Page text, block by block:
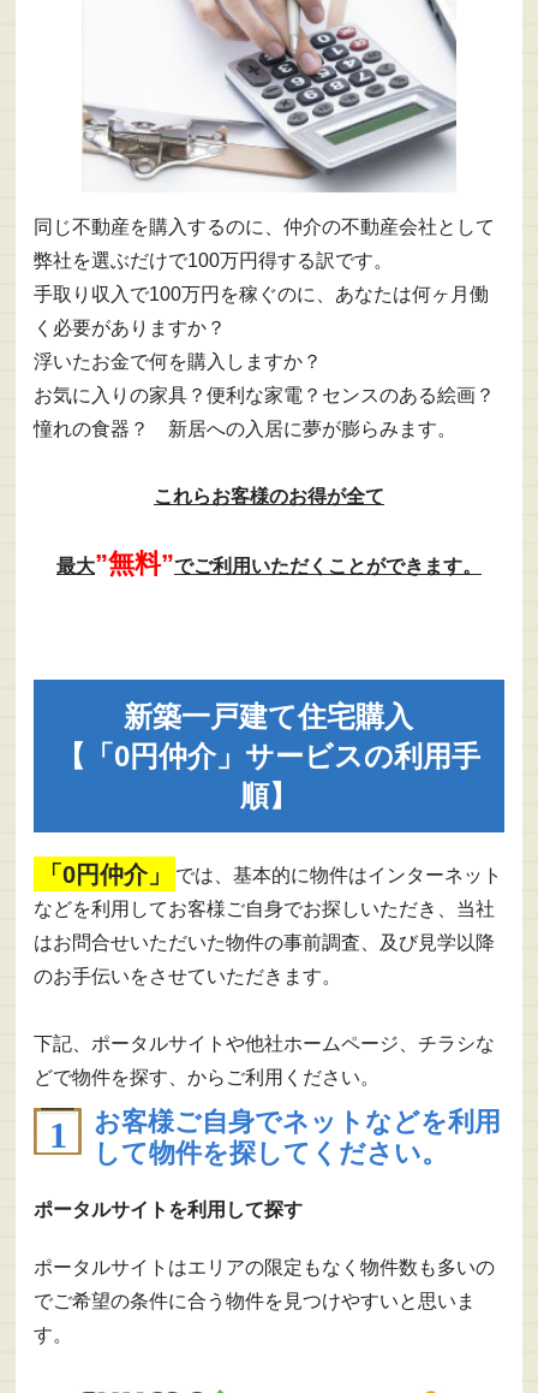
同じ不動産を購入するのに、仲介の不動産会社として
弊社を選ぶだけで100万円得する訳です。
手取り収入で100万円を稼ぐのに、あなたは何ヶ月働
く必要がありますか？
浮いたお金で何を購入しますか？
お気に入りの家具？便利な家電？センスのある絵画？
憧れの食器？ 新居への入居に夢が膨らみます。
これらお客様のお得が全て
最大”無料”でご利用いただくことができます。
新築一戸建て住宅購入
【「0円仲介」サービスの利用手
順】
「0円仲介」
では、基本的に物件はインターネット
などを利用してお客様ご自身でお探しいただき、当社
はお問合せいただいた物件の事前調査、及び見学以降
のお手伝いをさせていただきます。
下記、ポータルサイトや他社ホームページ、チラシな
どで物件を探す、からご利用ください。
お客様ご自身でネットなどを利用
して物件を探してください。
ポータルサイトを利用して探す
ポータルサイトはエリアの限定もなく物件数も多いの
でご希望の条件に合う物件を見つけやすいと思いま
す。